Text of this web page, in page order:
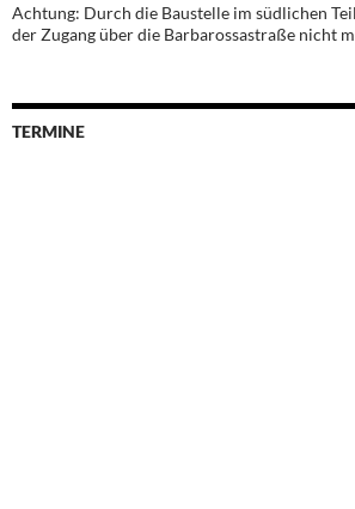
Achtung: Durch die Baustelle im südlichen
der Zugang über die Barbarossastraße nicht
TERMINE